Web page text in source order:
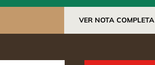
VER NOTA COMPLETA